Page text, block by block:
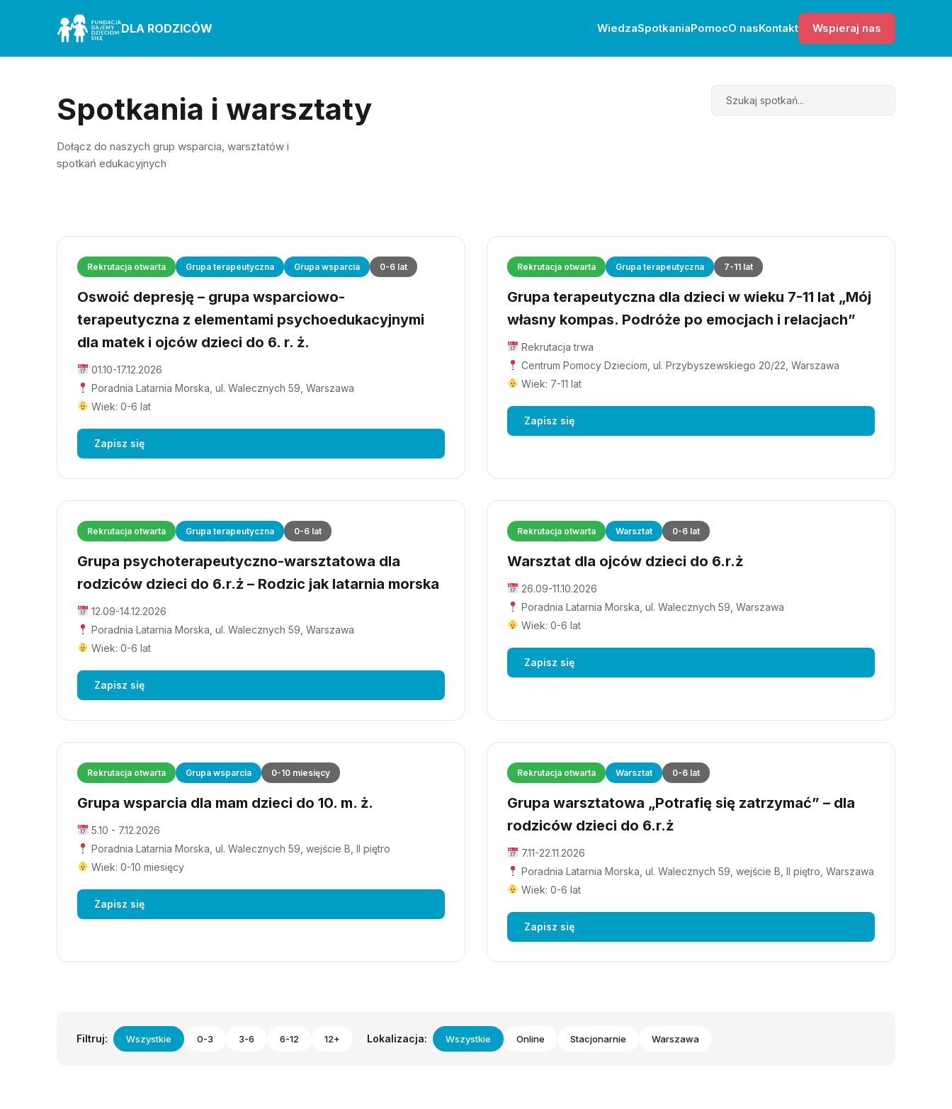
DLA RODZICÓW WiedzaSpotkaniaPomocO nasKontakt Wspieraj nas
Spotkania i warsztaty
Dołącz do naszych grup wsparcia, warsztatów i
spotkań edukacyjnych
Search
Rekrutacja otwarta Grupa terapeutyczna Grupa wsparcia 0-6 lat
Oswoić depresję – grupa wsparciowo-
terapeutyczna z elementami psychoedukacyjnymi
dla matek i ojców dzieci do 6. r. ż.
01.10-17.12.2026
Poradnia Latarnia Morska, ul. Walecznych 59, Warszawa
Wiek: 0-6 lat
Zapisz się
Rekrutacja otwarta Grupa terapeutyczna 7-11 lat
Grupa terapeutyczna dla dzieci w wieku 7-11 lat „Mój
własny kompas. Podróże po emocjach i relacjach”
Rekrutacja trwa
Centrum Pomocy Dzieciom, ul. Przybyszewskiego 20/22, Warszawa
Wiek: 7-11 lat
Zapisz się
Rekrutacja otwarta Grupa terapeutyczna 0-6 lat
Grupa psychoterapeutyczno-warsztatowa dla
rodziców dzieci do 6.r.ż – Rodzic jak latarnia morska
12.09-14.12.2026
Poradnia Latarnia Morska, ul. Walecznych 59, Warszawa
Wiek: 0-6 lat
Zapisz się
Rekrutacja otwarta Warsztat 0-6 lat
Warsztat dla ojców dzieci do 6.r.ż
26.09-11.10.2026
Poradnia Latarnia Morska, ul. Walecznych 59, Warszawa
Wiek: 0-6 lat
Zapisz się
Rekrutacja otwarta Grupa wsparcia 0-10 miesięcy
Grupa wsparcia dla mam dzieci do 10. m. ż.
5.10 - 7.12.2026
Poradnia Latarnia Morska, ul. Walecznych 59, wejście B, II piętro
Wiek: 0-10 miesięcy
Zapisz się
Rekrutacja otwarta Warsztat 0-6 lat
Grupa warsztatowa „Potrafię się zatrzymać” – dla
rodziców dzieci do 6.r.ż
7.11-22.11.2026
Poradnia Latarnia Morska, ul. Walecznych 59, wejście B, II piętro, Warszawa
Wiek: 0-6 lat
Zapisz się
Filtruj: Wszystkie 0-3 3-6 6-12 12+ Lokalizacja: Wszystkie Online Stacjonarnie Warszawa